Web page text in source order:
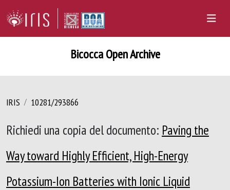
Bicocca Open Archive
IRIS 10281/293866
Richiedi una copia del documento: Paving the
Way toward Highly Efficient, High-Energy
Potassium-Ion Batteries with Ionic Liquid